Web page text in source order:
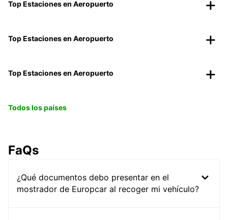
Top Estaciones en Aeropuerto
Top Estaciones en Aeropuerto
Top Estaciones en Aeropuerto
Todos los países
FaQs
¿Qué documentos debo presentar en el
mostrador de Europcar al recoger mi vehículo?